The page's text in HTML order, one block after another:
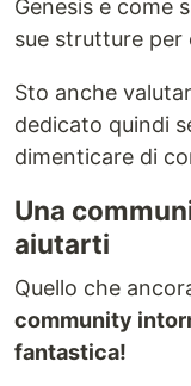
Genesis e come
sue strutture per
Sto anche
dedicato quindi
dimenticare di
Una
aiutarti
Quello che
community
fantastica!